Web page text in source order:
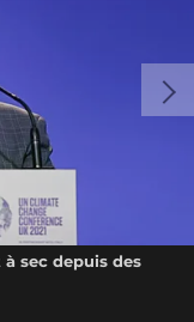
sec depuis des